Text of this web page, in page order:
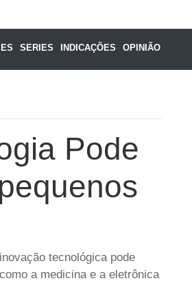
SERIES INDICAÇÕES OPINIÃO
Pode
tecnológica pode
a medicina e a eletrônica